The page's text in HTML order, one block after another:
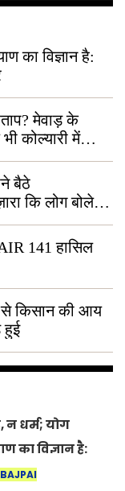
का विज्ञान है:
मेवाड़ के
कोल्यारी में
बैठे
कि लोग बोले,
141 हासिल
से किसान की आय
हुई
न धर्म; योग
का विज्ञान है:
दिवस 2026 पर